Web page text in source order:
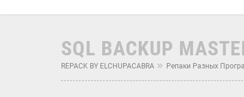
SQL BACKUP
REPACK BY ELCHUPACABRA Репаки Разных